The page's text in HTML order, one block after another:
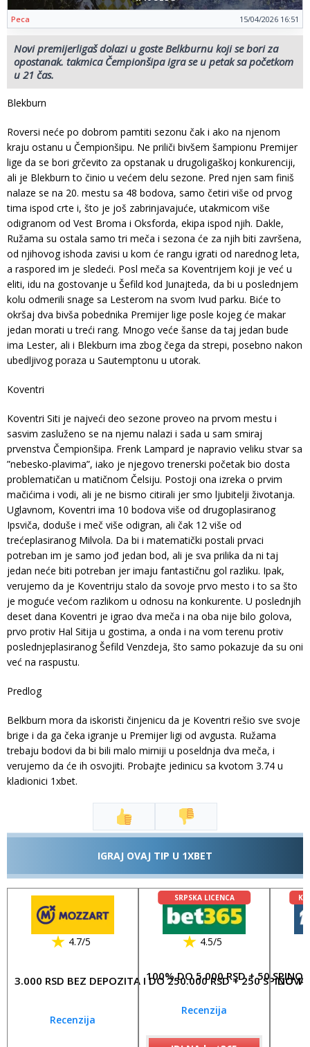
Peca 15/04/2026 16:51
Novi premijerligaš dolazi u goste Belkburnu koji se bori za
opostanak. takmica Čempionšipa igra se u petak sa početkom
u 21 čas.
Blekburn
Roversi neće po dobrom pamtiti sezonu čak i ako na njenom
kraju ostanu u Čempionšipu. Ne priliči bivšem šampionu Premijer
lige da se bori grčevito za opstanak u drugoligaškoj konkurenciji,
ali je Blekburn to činio u većem delu sezone. Pred njen sam finiš
nalaze se na 20. mestu sa 48 bodova, samo četiri više od prvog
tima ispod crte i, što je još zabrinjavajuće, utakmicom više
odigranom od Vest Broma i Oksforda, ekipa ispod njih. Dakle,
Ružama su ostala samo tri meča i sezona će za njih biti završena,
od njihovog ishoda zavisi u kom će rangu igrati od narednog leta,
a raspored im je sledeći. Posl meča sa Koventrijem koji je već u
eliti, idu na gostovanje u Šefild kod Junajteda, da bi u poslednjem
kolu odmerili snage sa Lesterom na svom Ivud parku. Biće to
okršaj dva bivša pobednika Premijer lige posle kojeg će makar
jedan morati u treći rang. Mnogo veće šanse da taj jedan bude
ima Lester, ali i Blekburn ima zbog čega da strepi, posebno nakon
ubedljivog poraza u Sautemptonu u utorak.
Koventri
Koventri Siti je najveći deo sezone proveo na prvom mestu i
sasvim zasluženo se na njemu nalazi i sada u sam smiraj
prvenstva Čempionšipa. Frenk Lampard je napravio veliku stvar sa
”nebesko-plavima”, iako je njegovo trenerski početak bio dosta
problematičan u matičnom Čelsiju. Postoji ona izreka o prvim
mačićima i vodi, ali je ne bismo citirali jer smo ljubitelji životanja.
Uglavnom, Koventri ima 10 bodova više od drugoplasiranog
Ipsviča, doduše i meč više odigran, ali čak 12 više od
trećeplasiranog Milvola. Da bi i matematički postali prvaci
potreban im je samo jođ jedan bod, ali je sva prilika da ni taj
jedan neće biti potreban jer imaju fantastičnu gol razliku. Ipak,
verujemo da je Koventriju stalo da sovoje prvo mesto i to sa što
je moguće većom razlikom u odnosu na konkurente. U poslednjih
deset dana Koventri je igrao dva meča i na oba nije bilo golova,
prvo protiv Hal Sitija u gostima, a onda i na vom terenu protiv
poslednjeplasiranog Šefild Venzdeja, što samo pokazuje da su oni
već na raspustu.
Predlog
Belkburn mora da iskoristi činjenicu da je Koventri rešio sve svoje
brige i da ga čeka igranje u Premijer ligi od avgusta. Ružama
trebaju bodovi da bi bili malo mirniji u poseldnja dva meča, i
verujemo da će ih osvojiti. Probajte jedinicu sa kvotom 3.74 u
kladionici 1xbet.
IGRAJ OVAJ TIP U 1XBET
4.7/5
3.000 RSD BEZ DEPOZITA I DO 250.000 RSD + 250 SPINOVA
Recenzija
SRPSKA LICENCA
4.5/5
100% DO 5.000 RSD + 50
Recenzija
DO